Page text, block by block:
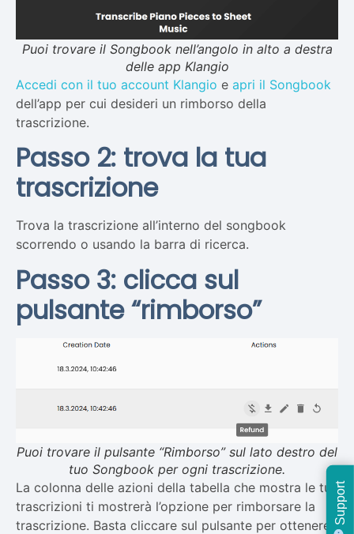
Puoi trovare il Songbook nell’angolo in alto a destra
delle app Klangio
Accedi con il tuo account Klangio e apri il Songbook
dell’app per cui desideri un rimborso della
trascrizione.
Passo 2: trova la tua
trascrizione
Trova la trascrizione all’interno del songbook
scorrendo o usando la barra di ricerca.
Passo 3: clicca sul
pulsante “rimborso”
Puoi trovare il pulsante “Rimborso” sul lato destro del
tuo Songbook per ogni trascrizione.
La colonna delle azioni della tabella che mostra le tue
trascrizioni ti mostrerà l’opzione per rimborsare la
trascrizione. Basta cliccare sul pulsante per ottenere Support